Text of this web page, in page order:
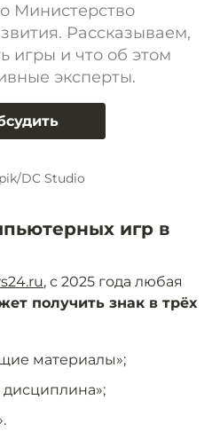
Министерство
Рассказываем,
игры и что об этом
эксперты.
DC Studio
игр в
, с 2025 года любая
получить знак в трёх
материалы»;